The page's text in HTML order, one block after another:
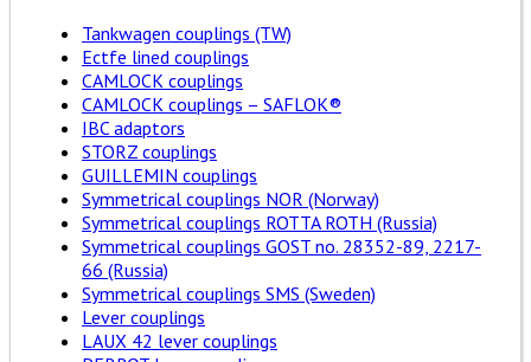
Tankwagen couplings (TW)
Ectfe lined couplings
CAMLOCK couplings
CAMLOCK couplings – SAFLOK®
IBC adaptors
STORZ couplings
GUILLEMIN couplings
Symmetrical couplings NOR (Norway)
Symmetrical couplings ROTTA ROTH (Russia)
Symmetrical couplings GOST no. 28352-89, 2217-
66 (Russia)
Symmetrical couplings SMS (Sweden)
Lever couplings
LAUX 42 lever couplings